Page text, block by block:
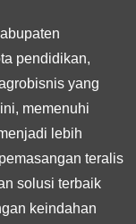
pendidikan,
yang
memenuhi
lebih
teralis
solusi terbaik
keindahan